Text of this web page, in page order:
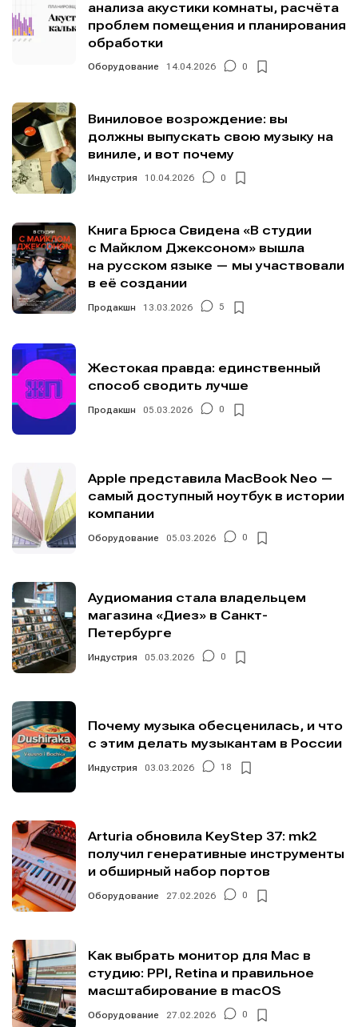
Политику обработки персональных данныхиПравила
площадки
.
Политику обработки персональных данныхиПравила
площадки
.
Политику обработки персональных данныхиПравила
площадки
.
Мы в социальных сетях
О проекте Реклама
Редакционная политика (в разработке)
Предложение новостей Помощь проекту
Политику обработки персональных данныхиПравила
площадки
.
Мы в социальных сетях
О проекте Реклама
Редакционная политика (в разработке)
Предложение новостей Помощь проекту
анализа акустики комнаты, расчёта
проблем помещения и планирования
обработки
Оборудование 14.04.2026 0
Виниловое возрождение: вы
должны выпускать свою музыку на
виниле, и вот почему
Индустрия 10.04.2026 0
Книга Брюса Свидена «В студии
с Майклом Джексоном» вышла
на русском языке — мы участвовали
в её создании
Продакшн 13.03.2026 5
Жестокая правда: единственный
способ сводить лучше
Продакшн 05.03.2026 0
Apple представила MacBook Neo —
самый доступный ноутбук в истории
компании
Оборудование 05.03.2026 0
Аудиомания стала владельцем
магазина «Диез» в Санкт-
Петербурге
Индустрия 05.03.2026 0
Почему музыка обесценилась, и что
с этим делать музыкантам в России
Индустрия 03.03.2026 18
Arturia обновила KeyStep 37: mk2
получил генеративные инструменты
и обширный набор портов
Оборудование 27.02.2026 0
Как выбрать монитор для Mac в
студию: PPI, Retina и правильное
масштабирование в macOS
Оборудование 27.02.2026 0